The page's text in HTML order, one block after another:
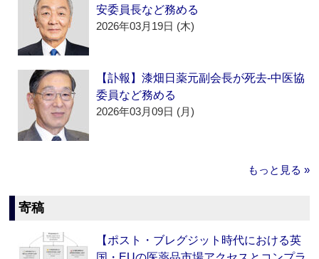
安委員長など務める
2026年03月19日 (木)
【訃報】漆畑日薬元副会長が死去‐中医協
委員など務める
2026年03月09日 (月)
もっと見る »
寄稿
【ポスト・ブレグジット時代における英